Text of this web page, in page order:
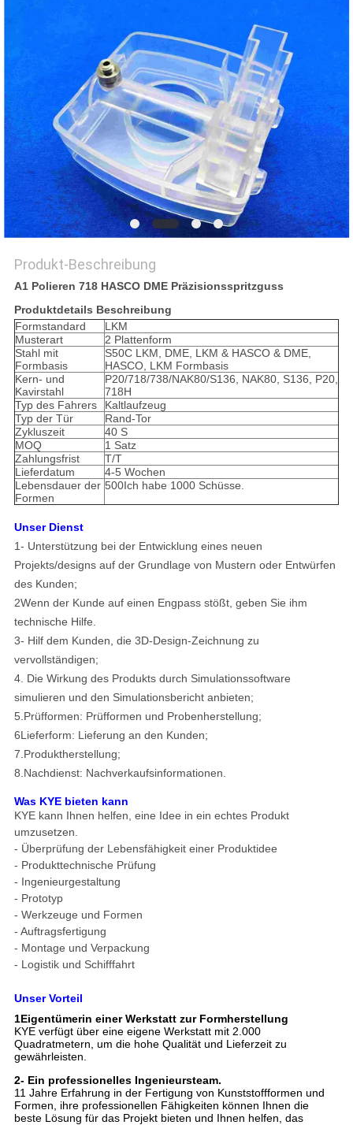
SITEMAP
PRIVACY
POLICY
Produkt-Beschreibung
A1 Polieren 718 HASCO DME Präzisionsspritzguss
Produktdetails Beschreibung
Formstandard
LKM
Musterart
2 Plattenform
Stahl mit
Formbasis
S50C LKM, DME, LKM & HASCO & DME,
HASCO, LKM Formbasis
Kern- und
Kavirstahl
P20/718/738/NAK80/S136, NAK80, S136, P20,
718H
Typ des Fahrers
Kaltlaufzeug
Typ der Tür
Rand-Tor
Zykluszeit
40 S
MOQ
1 Satz
Zahlungsfrist
T/T
Lieferdatum
4-5 Wochen
Lebensdauer der
Formen
500Ich habe 1000 Schüsse.
Unser Dienst
1- Unterstützung bei der Entwicklung eines neuen
Projekts/designs auf der Grundlage von Mustern oder Entwürfen
des Kunden;
2Wenn der Kunde auf einen Engpass stößt, geben Sie ihm
technische Hilfe.
3- Hilf dem Kunden, die 3D-Design-Zeichnung zu
vervollständigen;
4. Die Wirkung des Produkts durch Simulationssoftware
simulieren und den Simulationsbericht anbieten;
5.Prüfformen: Prüfformen und Probenherstellung;
6Lieferform: Lieferung an den Kunden;
7.Produktherstellung;
8.Nachdienst: Nachverkaufsinformationen.
Was KYE bieten kann
KYE kann Ihnen helfen, eine Idee in ein echtes Produkt
umzusetzen.
- Überprüfung der Lebensfähigkeit einer Produktidee
- Produkttechnische Prüfung
- Ingenieurgestaltung
- Prototyp
- Werkzeuge und Formen
- Auftragsfertigung
- Montage und Verpackung
- Logistik und Schifffahrt
Unser Vorteil
1Eigentümerin einer Werkstatt zur Formherstellung
KYE verfügt über eine eigene Werkstatt mit 2.000
Quadratmetern, um die hohe Qualität und Lieferzeit zu
gewährleisten.
2- Ein professionelles Ingenieursteam.
11 Jahre Erfahrung in der Fertigung von Kunststoffformen und
Formen, ihre professionellen Fähigkeiten können Ihnen die
beste Lösung für das Projekt bieten und Ihnen helfen, das